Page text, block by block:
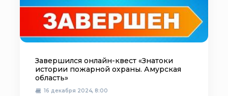
Завершился онлайн-квест «Знатоки
истории пожарной охраны. Амурская
область»
16 декабря 2024, 8:00